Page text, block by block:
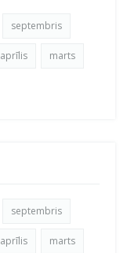
septembris
aprīlis marts
septembris
aprīlis marts